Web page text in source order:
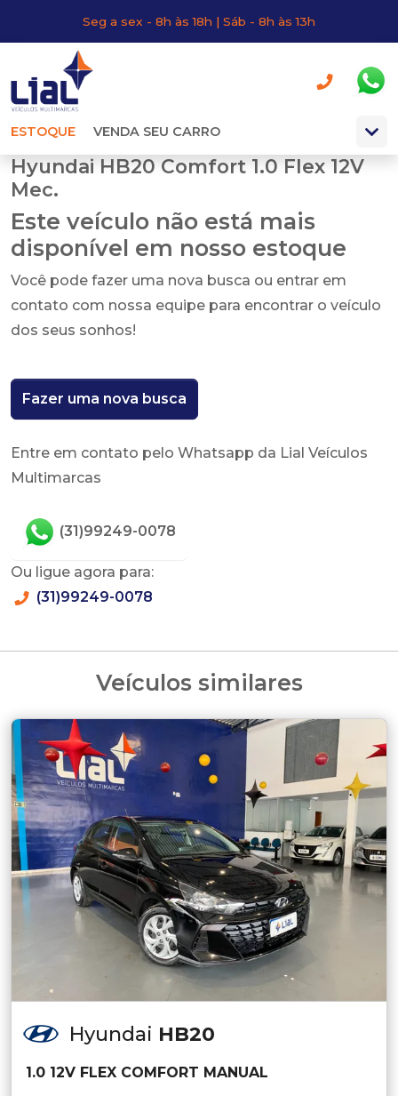
Seg a sex - 8h às 18h | Sáb - 8h às 13h
ESTOQUE VENDA SEU CARRO
Hyundai HB20 Comfort 1.0 Flex 12V
Mec.
Este veículo não está mais
disponível em nosso estoque
Você pode fazer uma nova busca ou entrar em
contato com nossa equipe para encontrar o veículo
dos seus sonhos!
Fazer uma nova busca
Entre em contato pelo Whatsapp da Lial Veículos
Multimarcas
(31)99249-0078
Ou ligue agora para:
(31)99249-0078
Veículos similares
Hyundai HB20
1.0 12V FLEX COMFORT MANUAL